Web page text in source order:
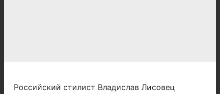
Российский стилист Владислав Лисовец